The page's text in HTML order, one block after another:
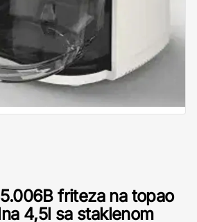
friteza na topao
4,5l sa staklenom